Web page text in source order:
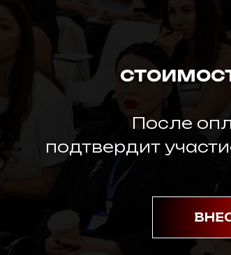
После
подтвердит